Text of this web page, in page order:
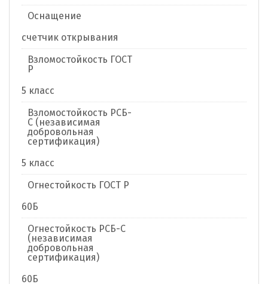
Оснащение
счетчик открывания
Взломостойкость ГОСТ
Р
5 класс
Взломостойкость РСБ-
С (независимая
добровольная
сертификация)
5 класс
Огнестойкость ГОСТ Р
60Б
Огнестойкость РСБ-С
(независимая
добровольная
сертификация)
60Б